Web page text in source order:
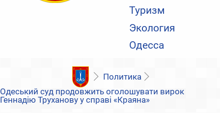
Туризм
Экология
Одесса
Политика
Одеський суд продовжить оголошувати вирок
Геннадію Труханову у справі «Краяна»